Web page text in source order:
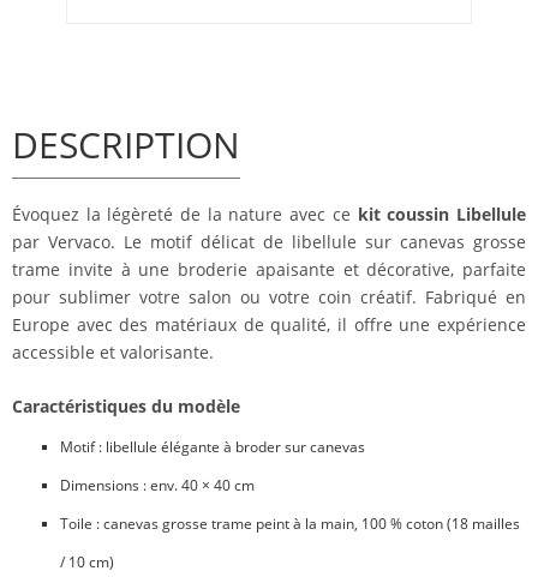
DESCRIPTION
Évoquez la légèreté de la nature avec ce kit coussin Libellule
par Vervaco. Le motif délicat de libellule sur canevas grosse
trame invite à une broderie apaisante et décorative, parfaite
pour sublimer votre salon ou votre coin créatif. Fabriqué en
Europe avec des matériaux de qualité, il offre une expérience
accessible et valorisante.
Caractéristiques du modèle
Motif : libellule élégante à broder sur canevas
Dimensions : env. 40 × 40 cm
Toile : canevas grosse trame peint à la main, 100 % coton (18 mailles
/ 10 cm)